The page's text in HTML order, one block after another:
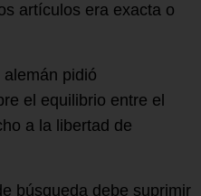
artículos era exacta o
pidió
el equilibrio entre el
a la libertad de
búsqueda debe suprimir